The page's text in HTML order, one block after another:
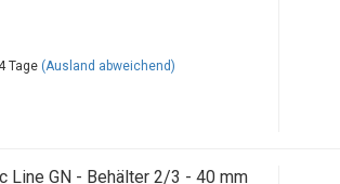
Tage (Ausland abweichend)
Line GN - Behälter 2/3 - 40 mm